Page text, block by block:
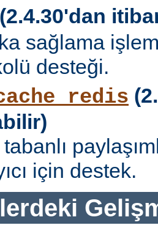
(2.4.30'dan
sağlama
desteği.
tabanlı
için destek.